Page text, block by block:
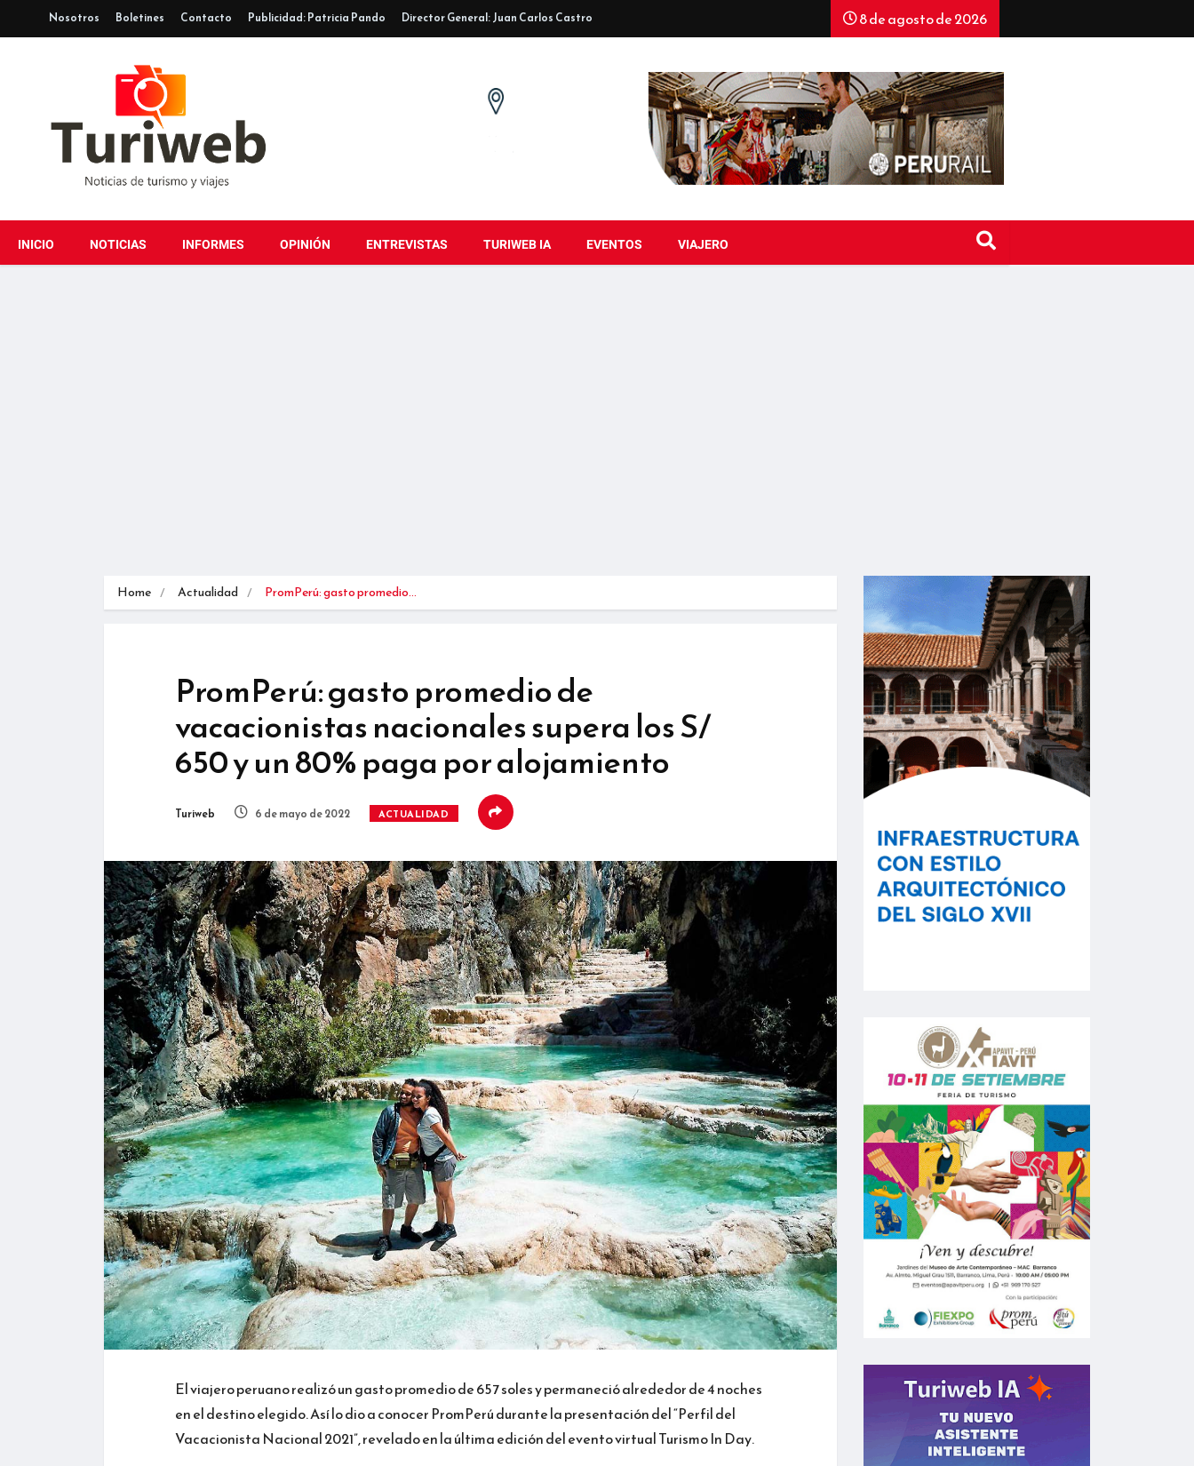
Nosotros Boletines Contacto Publicidad: Patricia Pando Director General: Juan Carlos Castro 8 de agosto de 2026
INICIO NOTICIAS INFORMES OPINIÓN ENTREVISTAS TURIWEB IA EVENTOS VIAJERO
Home Actualidad PromPerú: gasto promedio…
PromPerú: gasto promedio de
vacacionistas nacionales supera los S/
650 y un 80% paga por alojamiento
Turiweb 6 de mayo de 2022 ACTUALIDAD
El viajero peruano realizó un gasto promedio de 657 soles y permaneció alrededor de 4 noches
en el destino elegido. Así lo dio a conocer PromPerú durante la presentación del “Perfil del
Vacacionista Nacional 2021”, revelado en la última edición del evento virtual Turismo In Day.